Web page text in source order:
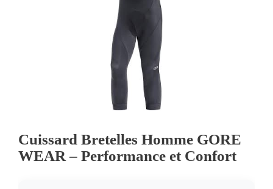
Cuissard Bretelles Homme GORE
WEAR – Performance et Confort